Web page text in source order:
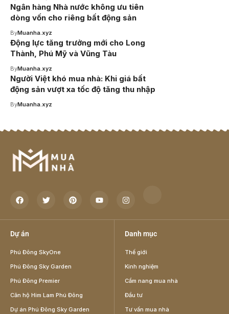
Ngân hàng Nhà nước không ưu tiên
dòng vốn cho riêng bất động sản
ByMuanha.xyz
Động lực tăng trưởng mới cho Long
Thành, Phú Mỹ và Vũng Tàu
ByMuanha.xyz
Người Việt khó mua nhà: Khi giá bất
động sản vượt xa tốc độ tăng thu nhập
ByMuanha.xyz
Dự án
Phú Đông SkyOne
Phú Đông Sky Garden
Phú Đông Premier
Căn hộ Him Lam Phú Đông
Dự án Phú Đông Sky Garden
Danh mục
Thế giới
Kinh nghiệm
Cẩm nang mua nhà
Đầu tư
Tư vấn mua nhà